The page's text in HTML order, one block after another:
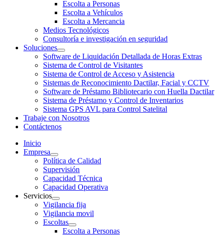
Escolta a Personas
Escolta a Vehículos
Escolta a Mercancia
Medios Tecnológicos
Consultoría e investigación en seguridad
Soluciones
Software de Liquidación Detallada de Horas Extras
Sistema de Control de Visitantes
Sistema de Control de Acceso y Asistencia
Sistemas de Reconocimiento Dactilar, Facial y CCTV
Software de Préstamo Bibliotecario con Huella Dactilar
Sistema de Préstamo y Control de Inventarios
Sistema GPS AVL para Control Satelital
Trabaje con Nosotros
Contáctenos
Inicio
Empresa
Política de Calidad
Supervisión
Capacidad Técnica
Capacidad Operativa
Servicios
Vigilancia fija
Vigilancia movil
Escoltas
Escolta a Personas